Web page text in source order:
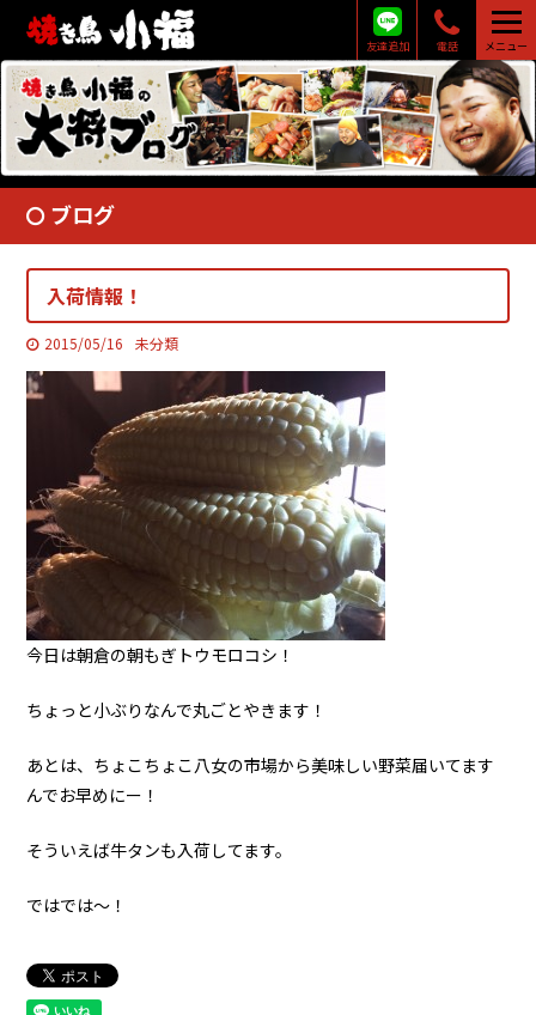
友達追加 電話 メニュー
ブログ
入荷情報！
2015/05/16 未分類
今日は朝倉の朝もぎトウモロコシ！
ちょっと小ぶりなんで丸ごとやきます！
あとは、ちょこちょこ八女の市場から美味しい野菜届いてます
んでお早めにー！
そういえば牛タンも入荷してます。
ではでは〜！